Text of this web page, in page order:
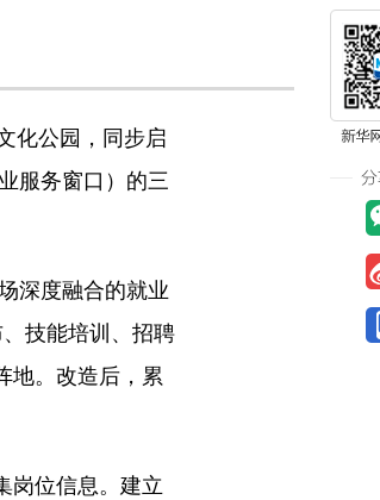
化公园，同步启
服务窗口）的三
深度融合的就业
技能培训、招聘
地。改造后，累
岗位信息。建立